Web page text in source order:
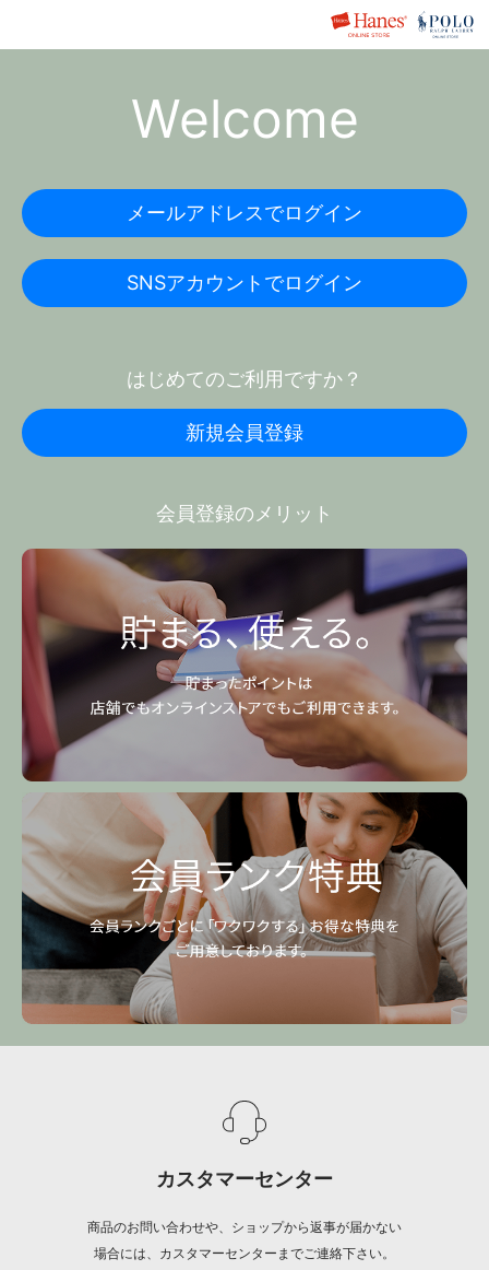
Welcome
メールアドレスでログイン
SNSアカウントでログイン
はじめてのご利用ですか？
新規会員登録
会員登録のメリット
カスタマーセンター
商品のお問い合わせや、ショップから返事が届かない
場合には、カスタマーセンターまでご連絡下さい。